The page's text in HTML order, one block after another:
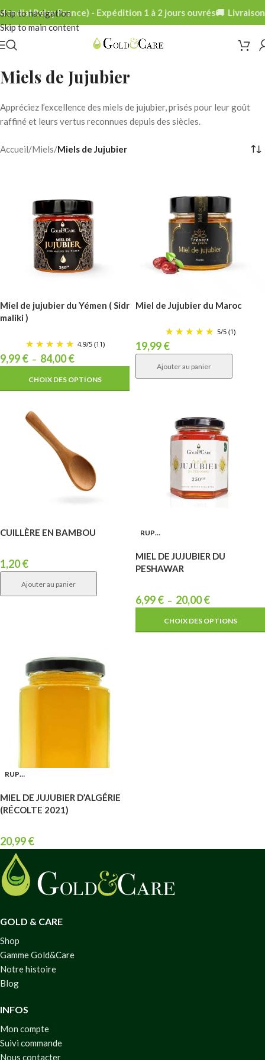
Skip to navigation
Skip to main content
Relay France) - Expédition 1 à 2 jours ouvrés🚚 Livraison
Miels de Jujubier
Appréciez l’excellence des miels de jujubier, prisés pour leur goût
raffiné et leurs vertus reconnues depuis des siècles.
Accueil/Miels/Miels de Jujubier
Miel de jujubier du Yémen ( Sidr
maliki )
4.9/5 (11)
9,99€ – 84,00€
CHOIX DES OPTIONS
Miel de Jujubier du Maroc
5/5 (1)
19,99€
Ajouter au panier
CUILLÈRE EN BAMBOU
1,20€
Ajouter au panier
RUPTURE
MIEL DE JUJUBIER DU
PESHAWAR
6,99€ – 20,00€
CHOIX DES OPTIONS
RUPTURE
MIEL DE JUJUBIER D’ALGÉRIE
(RÉCOLTE 2021)
20,99€
GOLD & CARE
Shop
Gamme Gold&Care
Notre histoire
Blog
INFOS
Mon compte
Suivi commande
Nous contacter